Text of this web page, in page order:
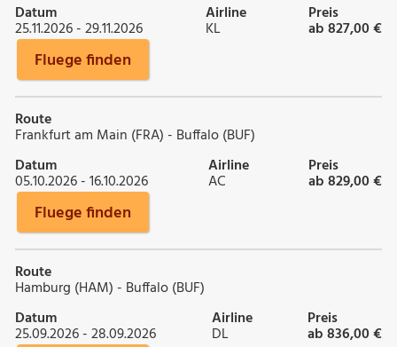
Datum
25.11.2026 - 29.11.2026
Airline
KL
Preis
ab 827,00 €
Fluege finden
Route
Frankfurt am Main (FRA) - Buffalo (BUF)
Datum
05.10.2026 - 16.10.2026
Airline
AC
Preis
ab 829,00 €
Fluege finden
Route
Hamburg (HAM) - Buffalo (BUF)
Datum
25.09.2026 - 28.09.2026
Airline
DL
Preis
ab 836,00 €